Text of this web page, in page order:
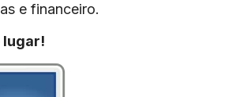
e financeiro.
lugar!